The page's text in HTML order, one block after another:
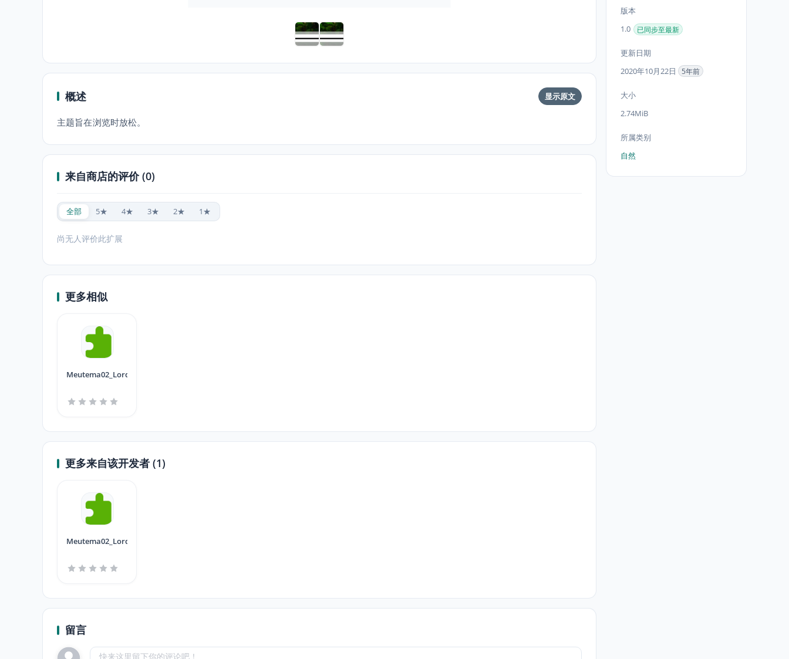
概述 显示原文
主题旨在浏览时放松。
来自商店的评价 (0)
全部 5★ 4★ 3★ 2★ 1★
尚无人评价此扩展
更多相似
Meutema02_Lordvic
更多来自该开发者 (1)
Meutema02_Lordvic
留言
版本
1.0
已同步至最新
更新日期
2020年10月22日
5年前
大小
2.74MiB
所属类别
自然